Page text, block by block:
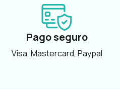
Pago seguro
Visa, Mastercard, Paypal